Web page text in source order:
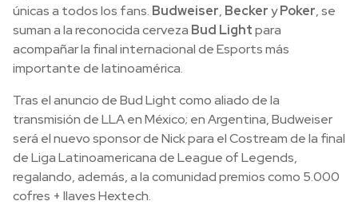
únicas a todos los fans. Budweiser, BeckeryPoker, se
suman a la reconocida cerveza Bud Lightpara
acompañar la final internacional de Esports más
importante de latinoamérica.
Tras el anuncio de Bud Light como aliado de la
transmisión de LLA en México; en Argentina, Budweiser
será el nuevo sponsor de Nick para el Costream de la final
de Liga Latinoamericana de League of Legends,
regalando, además, a la comunidad premios como 5.000
cofres + llaves Hextech.